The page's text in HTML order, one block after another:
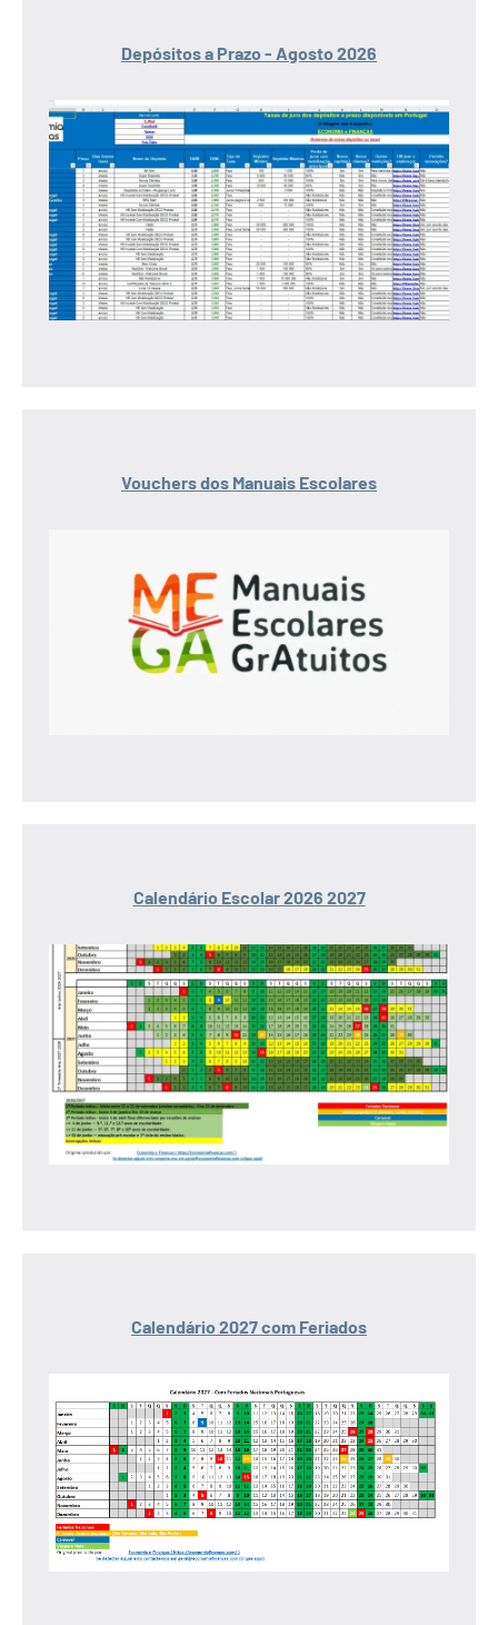
Depósitos a Prazo - Agosto 2026
Vouchers dos Manuais Escolares
Calendário Escolar 2026 2027
Calendário 2027 com Feriados